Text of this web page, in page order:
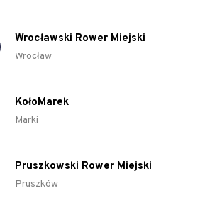
Wrocławski Rower Miejski
Wrocław
KołoMarek
Marki
Pruszkowski Rower Miejski
Pruszków